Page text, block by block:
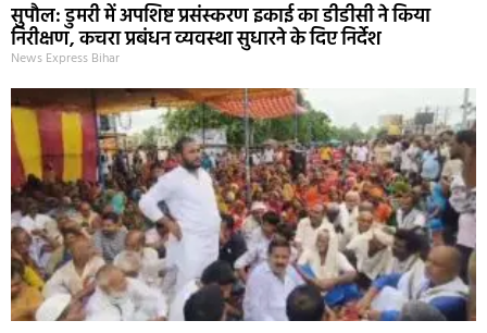
सुपौल: डुमरी में अपशिष्ट प्रसंस्करण इकाई का डीडीसी ने किया
निरीक्षण, कचरा प्रबंधन व्यवस्था सुधारने के दिए निर्देश
News Express Bihar